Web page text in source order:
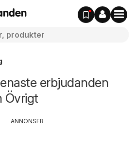
erbjudanden
Övrigt
ANNONSER